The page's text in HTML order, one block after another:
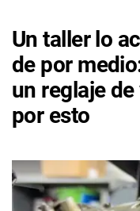
Un taller lo
de por
un reglaje
por esto